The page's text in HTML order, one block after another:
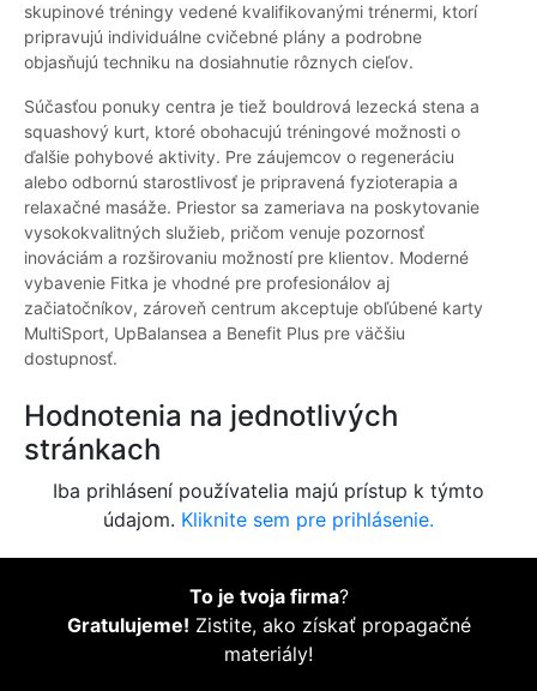
skupinové tréningy vedené kvalifikovanými trénermi, ktorí
pripravujú individuálne cvičebné plány a podrobne
objasňujú techniku na dosiahnutie rôznych cieľov.
Súčasťou ponuky centra je tiež bouldrová lezecká stena a
squashový kurt, ktoré obohacujú tréningové možnosti o
ďalšie pohybové aktivity. Pre záujemcov o regeneráciu
alebo odbornú starostlivosť je pripravená fyzioterapia a
relaxačné masáže. Priestor sa zameriava na poskytovanie
vysokokvalitných služieb, pričom venuje pozornosť
inováciám a rozširovaniu možností pre klientov. Moderné
vybavenie Fitka je vhodné pre profesionálov aj
začiatočníkov, zároveň centrum akceptuje obľúbené karty
MultiSport, UpBalansea a Benefit Plus pre väčšiu
dostupnosť.
Hodnotenia na jednotlivých
stránkach
Iba prihlásení používatelia majú prístup k týmto
údajom. Kliknite sem pre prihlásenie.
To je tvoja firma?
Gratulujeme! Zistite, ako získať propagačné
materiály!